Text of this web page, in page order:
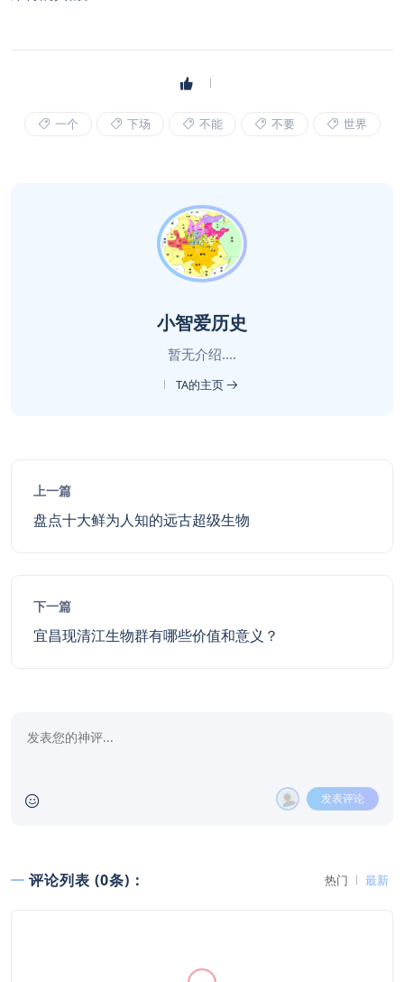
一个 下场 不能 不要 世界
小智爱历史
暂无介绍....
TA的主页
上一篇
盘点十大鲜为人知的远古超级生物
下一篇
宜昌现清江生物群有哪些价值和意义？
发表评论
评论列表 (0条)： 热门 最新